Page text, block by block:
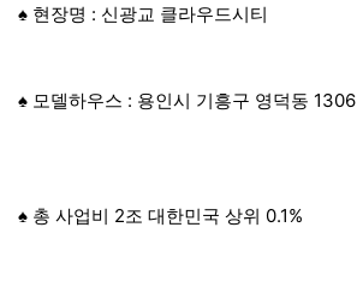
♠ 현장명 : 신광교 클라우드시티
♠ 모델하우스 : 용인시 기흥구 영덕동 1306
♠ 총 사업비 2조 대한민국 상위 0.1%